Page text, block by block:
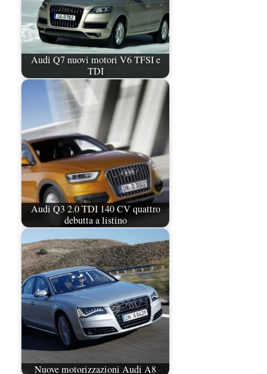
Audi Q7 nuovi motori V6 TFSI e
TDI
Audi Q3 2.0 TDI 140 CV quattro
debutta a listino
Nuove motorizzazioni Audi A8